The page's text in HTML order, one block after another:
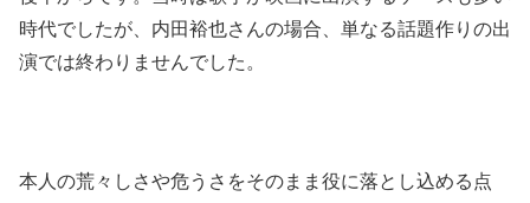
時代でしたが、内田裕也さんの場合、単なる話題作りの出
演では終わりませんでした。
本人の荒々しさや危うさをそのまま役に落とし込める点